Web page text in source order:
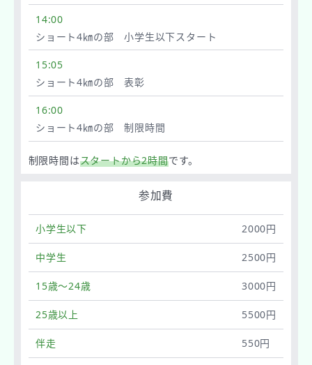
14:00
ショート4㎞の部 小学生以下スタート
15:05
ショート4㎞の部 表彰
16:00
ショート4㎞の部 制限時間
制限時間はスタートから2時間です。
参加費
小学生以下 2000円
中学生 2500円
15歳～24歳 3000円
25歳以上 5500円
伴走 550円